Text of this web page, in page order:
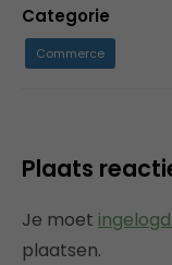
Categorie
Commerce
Plaats
Je moet
plaatsen.